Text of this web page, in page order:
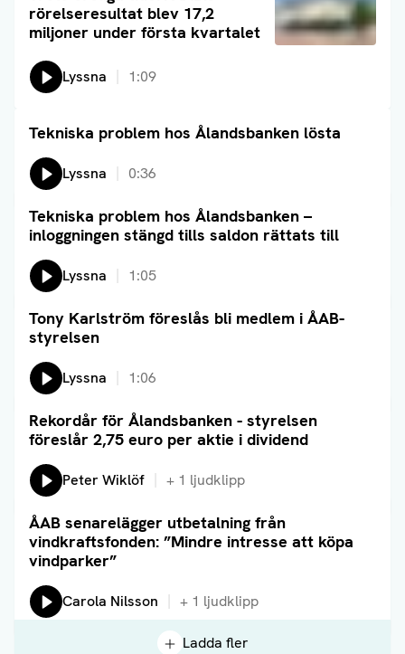
rörelseresultat blev 17,2
miljoner under första kvartalet
Lyssna 1:09
Tekniska problem hos Ålandsbanken lösta
Läs artikel
Lyssna 0:36
Tekniska problem hos Ålandsbanken –
inloggningen stängd tills saldon rättats till
Läs artikel
Lyssna 1:05
Tony Karlström föreslås bli medlem i ÅAB-
styrelsen
Läs artikel
Lyssna 1:06
Rekordår för Ålandsbanken - styrelsen
föreslår 2,75 euro per aktie i dividend
Läs artikel
Lyssna på:
Peter Wiklöf + 1 ljudklipp
ÅAB senarelägger utbetalning från
vindkraftsfonden: ”Mindre intresse att köpa
vindparker”
Läs artikel
Lyssna på:
Carola Nilsson + 1 ljudklipp
Ladda fler